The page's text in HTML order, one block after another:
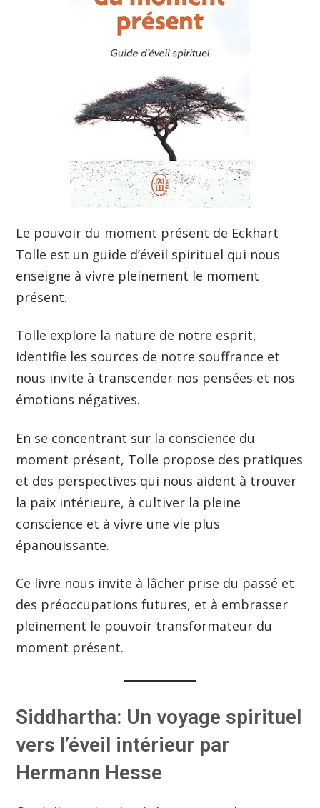
Le pouvoir du moment présent de Eckhart
Tolle est un guide d’éveil spirituel qui nous
enseigne à vivre pleinement le moment
présent.
Tolle explore la nature de notre esprit,
identifie les sources de notre souffrance et
nous invite à transcender nos pensées et nos
émotions négatives.
En se concentrant sur la conscience du
moment présent, Tolle propose des pratiques
et des perspectives qui nous aident à trouver
la paix intérieure, à cultiver la pleine
conscience et à vivre une vie plus
épanouissante.
Ce livre nous invite à lâcher prise du passé et
des préoccupations futures, et à embrasser
pleinement le pouvoir transformateur du
moment présent.
Siddhartha: Un voyage spirituel
vers l’éveil intérieur par
Hermann Hesse